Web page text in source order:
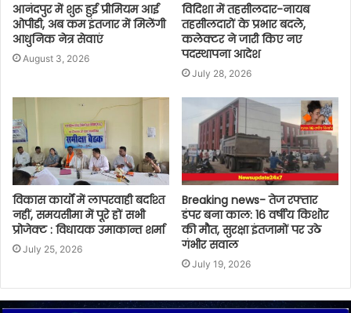
आनंदपुर में शुरू हुई प्रीमियम आई
ओपीडी, अब कम इंतजार में मिलेंगी
आधुनिक नेत्र सेवाएं
August 3, 2026
विदिशा में तहसीलदार-नायब
तहसीलदारों के प्रभार बदले,
कलेक्टर ने जारी किए नए
पदस्थापना आदेश
July 28, 2026
विकास कार्यों में लापरवाही बर्दाश्त
नहीं, समयसीमा में पूरे हों सभी
प्रोजेक्ट : विधायक उमाकान्त शर्मा
July 25, 2026
Breaking news- तेज रफ्तार
डंपर बना काल: 16 वर्षीय किशोर
की मौत, सुरक्षा इंतजामों पर उठे
गंभीर सवाल
July 19, 2026